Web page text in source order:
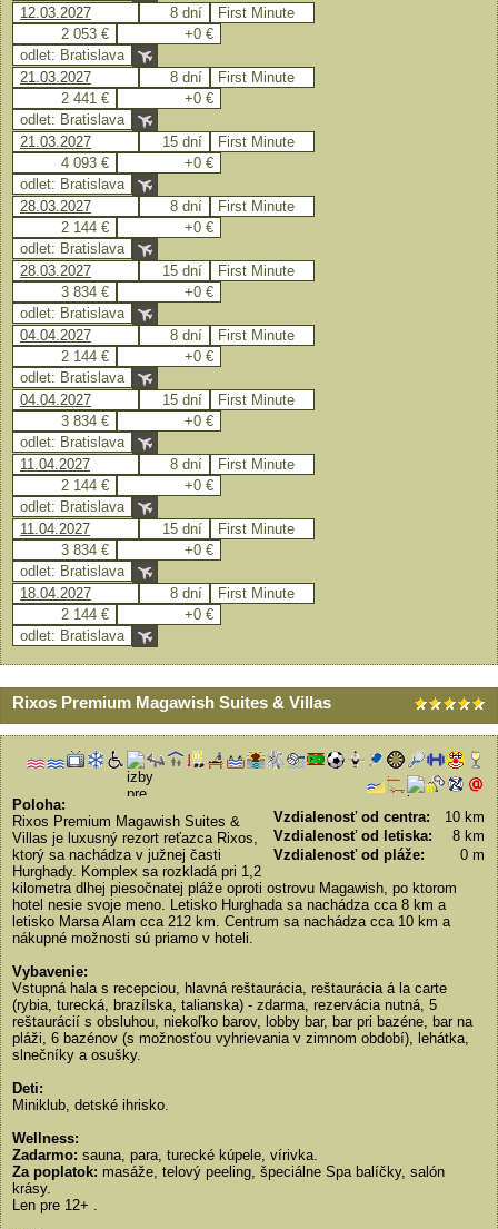
12.03.2027 8 dní
First Minute
2 053 €
+0 €
odlet: Bratislava
21.03.2027
8 dní
First Minute
2 441 €
+0 €
odlet: Bratislava
21.03.2027
15 dní
First Minute
4 093 €
+0 €
odlet: Bratislava
28.03.2027
8 dní
First Minute
2 144 €
+0 €
odlet: Bratislava
28.03.2027
15 dní
First Minute
3 834 €
+0 €
odlet: Bratislava
04.04.2027
8 dní
First Minute
2 144 €
+0 €
odlet: Bratislava
04.04.2027
15 dní
First Minute
3 834 €
+0 €
odlet: Bratislava
11.04.2027
8 dní
First Minute
2 144 €
+0 €
odlet: Bratislava
11.04.2027
15 dní
First Minute
3 834 €
+0 €
odlet: Bratislava
18.04.2027
8 dní
First Minute
2 144 €
+0 €
odlet: Bratislava
Rixos Premium Magawish Suites & Villas
Vzdialenosť od centra:
10 km
Vzdialenosť od letiska:
8 km
Vzdialenosť od pláže:
0 m
Poloha:
Rixos Premium Magawish Suites &
Villas je luxusný rezort reťazca Rixos,
ktorý sa nachádza v južnej časti
Hurghady. Komplex sa rozkladá pri 1,2
kilometra dlhej piesočnatej pláže oproti ostrovu Magawish, po ktorom
hotel nesie svoje meno. Letisko Hurghada sa nachádza cca 8 km a
letisko Marsa Alam cca 212 km. Centrum sa nachádza cca 10 km a
nákupné možnosti sú priamo v hoteli.
Vybavenie:
Vstupná hala s recepciou, hlavná reštaurácia, reštaurácia á la carte
(rybia, turecká, brazílska, talianska) - zdarma, rezervácia nutná, 5
reštaurácií s obsluhou, niekoľko barov, lobby bar, bar pri bazéne, bar na
pláži, 6 bazénov (s možnosťou vyhrievania v zimnom období), lehátka,
slnečníky a osušky.
Deti:
Miniklub, detské ihrisko.
Wellness:
Zadarmo: sauna, para, turecké kúpele, vírivka.
Za poplatok: masáže, telový peeling, špeciálne Spa balíčky, salón
krásy.
Len pre 12+ .